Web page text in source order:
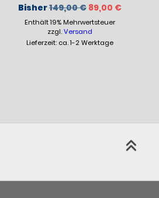
Bisher149,00€ Ursprünglicher
Preis
war:
149,00 €
89,00 €Aktueller
Enthält 19% Mehrwertsteuer
zzgl.Versand
Lieferzeit: ca. 1-2 Werktage